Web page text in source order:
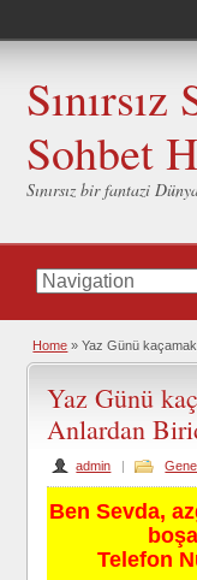
Sohbet
Sınırsız bir fantazi
Home » Yaz Günü
Yaz Günü
Anlardan
admin |
Ben Sevda,
Telefon